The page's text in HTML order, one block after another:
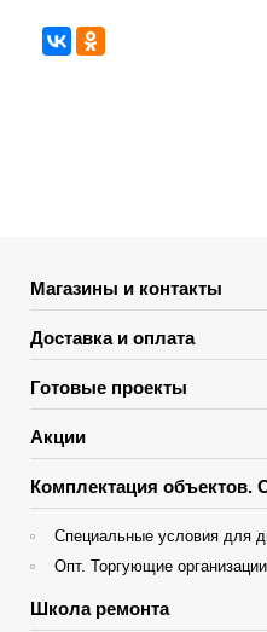
Магазины и контакты
Доставка и оплата
Готовые проекты
Акции
Комплектация объектов.
Специальные условия для
Опт. Торгующие организации
Школа ремонта